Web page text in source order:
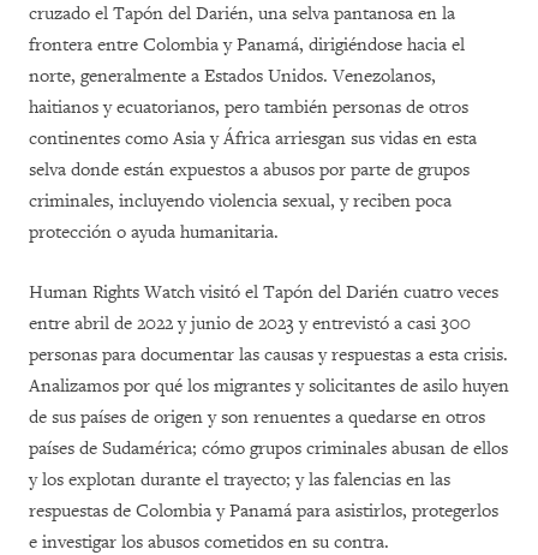
cruzado el Tapón del Darién, una selva pantanosa en la
frontera entre Colombia y Panamá, dirigiéndose hacia el
norte, generalmente a Estados Unidos. Venezolanos,
haitianos y ecuatorianos, pero también personas de otros
continentes como Asia y África arriesgan sus vidas en esta
selva donde están expuestos a abusos por parte de grupos
criminales, incluyendo violencia sexual, y reciben poca
protección o ayuda humanitaria.
Human Rights Watch visitó el Tapón del Darién cuatro veces
entre abril de 2022 y junio de 2023 y entrevistó a casi 300
personas para documentar las causas y respuestas a esta crisis.
Analizamos por qué los migrantes y solicitantes de asilo huyen
de sus países de origen y son renuentes a quedarse en otros
países de Sudamérica; cómo grupos criminales abusan de ellos
y los explotan durante el trayecto; y las falencias en las
respuestas de Colombia y Panamá para asistirlos, protegerlos
e investigar los abusos cometidos en su contra.